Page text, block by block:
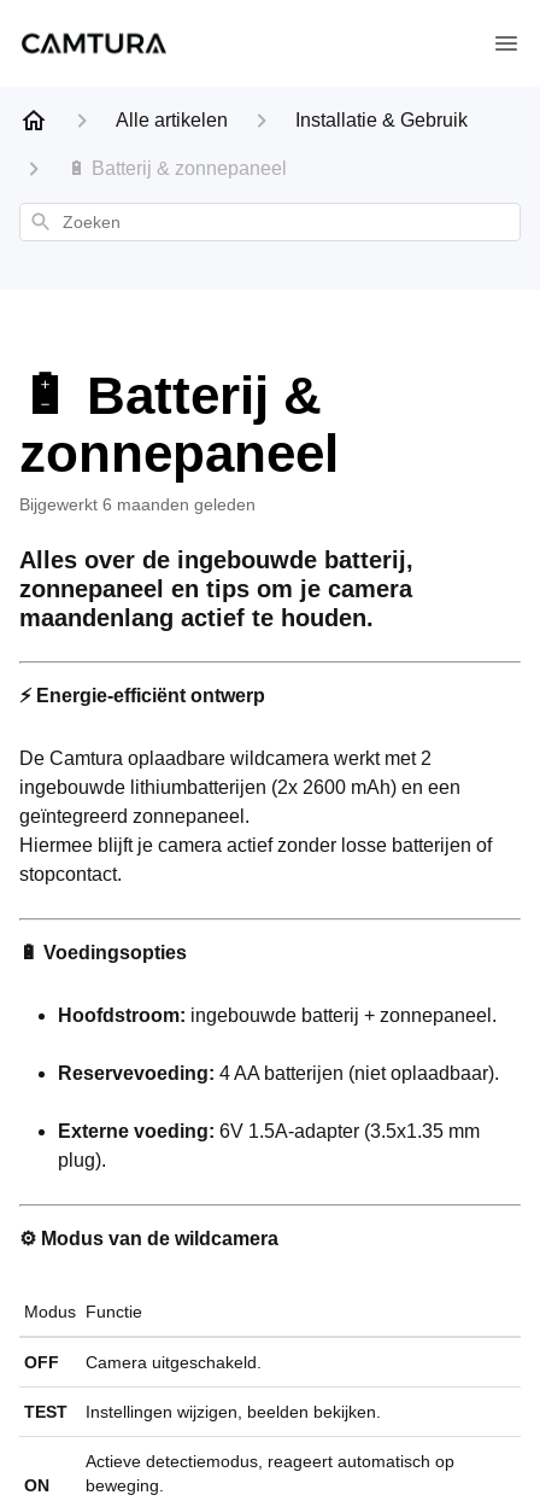
Alle artikelen Installatie & Gebruik
🔋 Batterij & zonnepaneel
Zoeken
🔋 Batterij &
zonnepaneel
Bijgewerkt 6 maanden geleden
Alles over de ingebouwde batterij,
zonnepaneel en tips om je camera
maandenlang actief te houden.
⚡ Energie-efficiënt ontwerp
De Camtura oplaadbare wildcamera werkt met 2
ingebouwde lithiumbatterijen (2x 2600 mAh) en een
geïntegreerd zonnepaneel.
Hiermee blijft je camera actief zonder losse batterijen of
stopcontact.
🔋 Voedingsopties
Hoofdstroom: ingebouwde batterij + zonnepaneel.
Reservevoeding: 4 AA batterijen (niet oplaadbaar).
Externe voeding: 6V 1.5A-adapter (3.5x1.35 mm
plug).
⚙️ Modus van de wildcamera
Modus Functie
OFF Camera uitgeschakeld.
TEST Instellingen wijzigen, beelden bekijken.
ON
Actieve detectiemodus, reageert automatisch op
beweging.